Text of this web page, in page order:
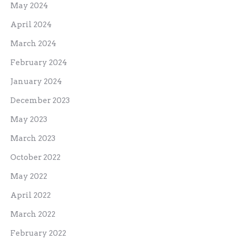
May 2024
April 2024
March 2024
February 2024
January 2024
December 2023
May 2023
March 2023
October 2022
May 2022
April 2022
March 2022
February 2022